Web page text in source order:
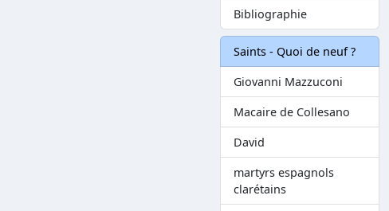
Bibliographie
Saints - Quoi de neuf ?
Giovanni Mazzuconi
Macaire de Collesano
David
martyrs espagnols
clarétains